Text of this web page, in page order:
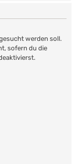
werden soll.
sofern du die